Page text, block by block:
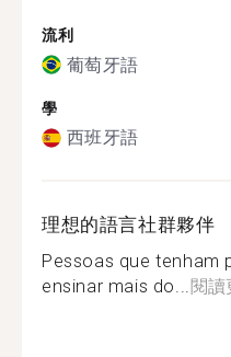
流利
葡萄牙語
學
西班牙語
理想的語言社群夥伴
Pessoas que tenham
ensinar mais do...閱讀